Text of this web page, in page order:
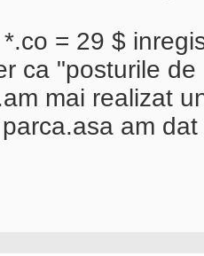
= 29 $
ca "posturile
mai realizat
am